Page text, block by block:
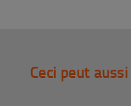
Ceci peut